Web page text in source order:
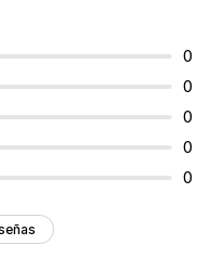
0
0
0
0
0